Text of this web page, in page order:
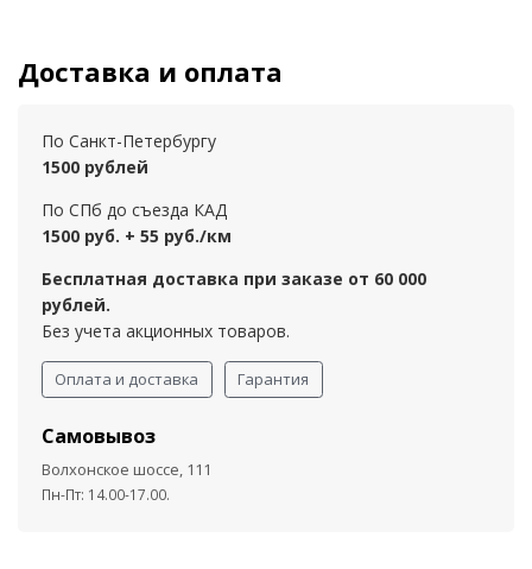
Доставка и оплата
По Санкт-Петербургу
1500 рублей
По СПб до съезда КАД
1500 руб. + 55 руб./км
Бесплатная доставка при заказе от 60 000
рублей.
Без учета акционных товаров.
Оплата и доставка Гарантия
Самовывоз
Волхонское шоссе, 111
Пн-Пт: 14.00-17.00.